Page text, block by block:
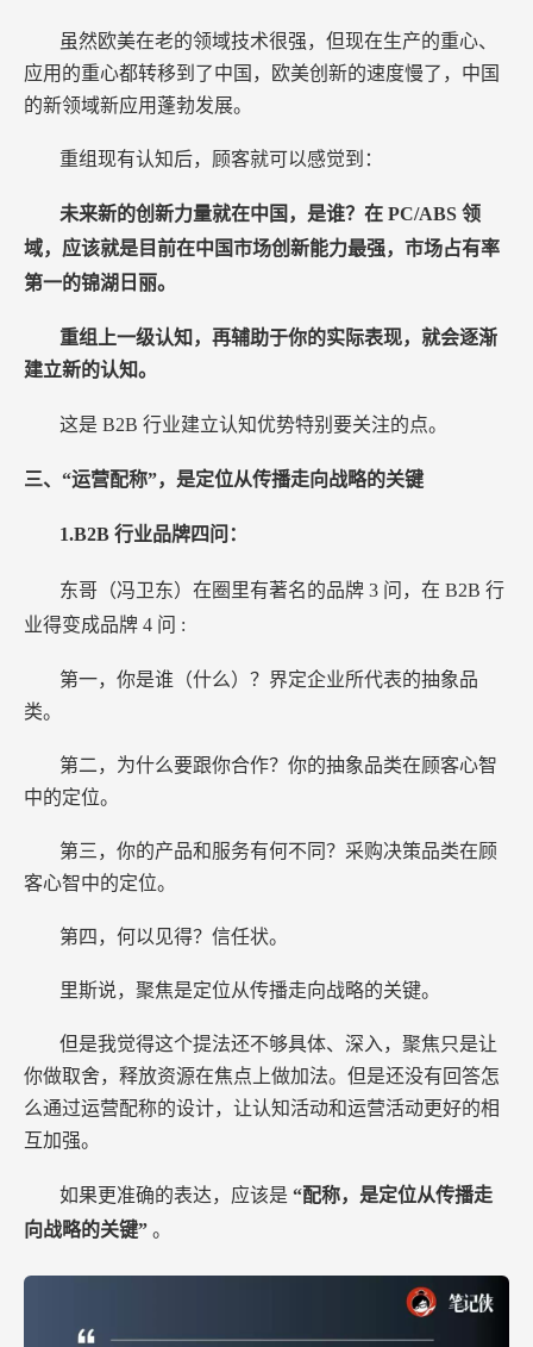
虽然欧美在老的领域技术很强，但现在生产的重心、
应用的重心都转移到了中国，欧美创新的速度慢了，中国
的新领域新应用蓬勃发展。
重组现有认知后，顾客就可以感觉到：
未来新的创新力量就在中国，是谁？在PC/ABS领
域，应该就是目前在中国市场创新能力最强，市场占有率
第一的锦湖日丽。
重组上一级认知，再辅助于你的实际表现，就会逐渐
建立新的认知。
这是B2B行业建立认知优势特别要关注的点。
三、“运营配称”，是定位从传播走向战略的关键
1.B2B行业品牌四问：
东哥（冯卫东）在圈里有著名的品牌3 问，在B2B行
业得变成品牌 4 问 :
第一，你是谁（什么）？界定企业所代表的抽象品
类。
第二，为什么要跟你合作？你的抽象品类在顾客心智
中的定位。
第三，你的产品和服务有何不同？采购决策品类在顾
客心智中的定位。
第四，何以见得？信任状。
里斯说，聚焦是定位从传播走向战略的关键。
但是我觉得这个提法还不够具体、深入，聚焦只是让
你做取舍，释放资源在焦点上做加法。但是还没有回答怎
么通过运营配称的设计，让认知活动和运营活动更好的相
互加强。
如果更准确的表达，应该是“配称，是定位从传播走
向战略的关键” 。